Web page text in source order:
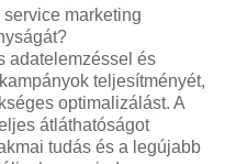
marketing
adatelemzéssel és
teljesítményét,
optimalizálást. A
átláthatóságot
tudás és a legújabb